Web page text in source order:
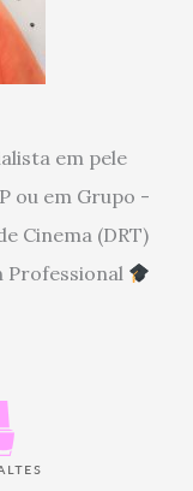
em pele
ou em Grupo -
Cinema (DRT)
Professional